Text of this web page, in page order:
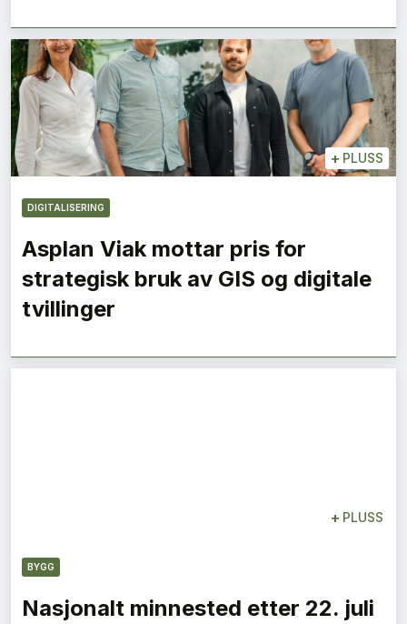
+ PLUSS
DIGITALISERING
Asplan Viak mottar pris for
strategisk bruk av GIS og digitale
tvillinger
+ PLUSS
BYGG
Nasjonalt minnested etter 22. juli